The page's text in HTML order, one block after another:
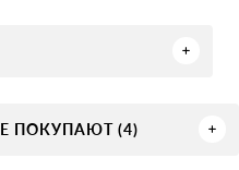
ПОКУПАЮТ (4)